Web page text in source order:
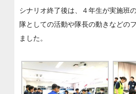
シナリオ終了後は、４年生が実施班
隊としての活動や隊長の動きなどの
ました。